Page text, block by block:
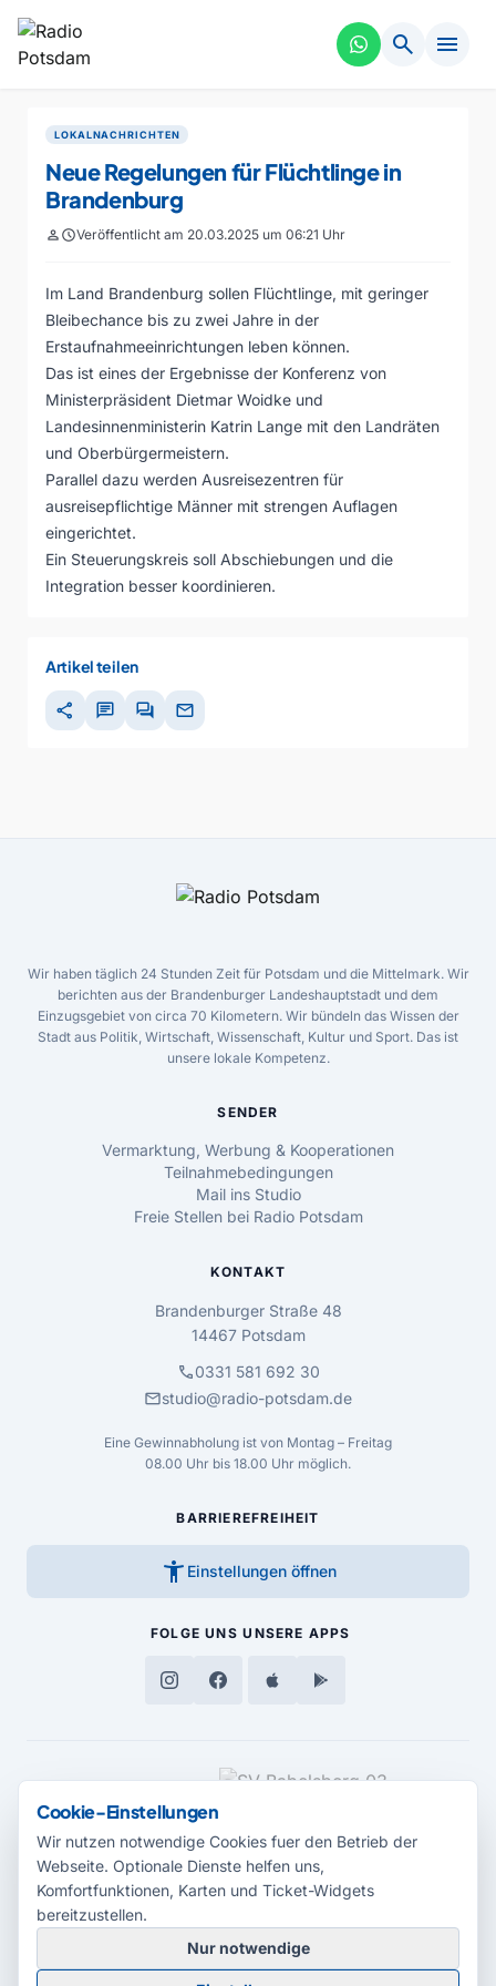
search menu
LOKALNACHRICHTEN
Neue Regelungen für Flüchtlinge in
Brandenburg
personscheduleVeröffentlicht am 20.03.2025 um 06:21 Uhr
Im Land Brandenburg sollen Flüchtlinge, mit geringer
Bleibechance bis zu zwei Jahre in der
Erstaufnahmeeinrichtungen leben können.
Das ist eines der Ergebnisse der Konferenz von
Ministerpräsident Dietmar Woidke und
Landesinnenministerin Katrin Lange mit den Landräten
und Oberbürgermeistern.
Parallel dazu werden Ausreisezentren für
ausreisepflichtige Männer mit strengen Auflagen
eingerichtet.
Ein Steuerungskreis soll Abschiebungen und die
Integration besser koordinieren.
Artikel teilen
share chat forum mail
Wir haben täglich 24 Stunden Zeit für Potsdam und die Mittelmark. Wir
berichten aus der Brandenburger Landeshauptstadt und dem
Einzugsgebiet von circa 70 Kilometern. Wir bündeln das Wissen der
Stadt aus Politik, Wirtschaft, Wissenschaft, Kultur und Sport. Das ist
unsere lokale Kompetenz.
SENDER
Vermarktung, Werbung & Kooperationen
Teilnahmebedingungen
Mail ins Studio
Freie Stellen bei Radio Potsdam
KONTAKT
Brandenburger Straße 48
14467 Potsdam
call0331 581 692 30
mailstudio@radio-potsdam.de
Eine Gewinnabholung ist von Montag – Freitag
08.00 Uhr bis 18.00 Uhr möglich.
BARRIEREFREIHEIT
accessibility_new Einstellungen öffnen
FOLGE UNS UNSERE APPS
MEDIENPARTNER
© 2026 Radio Potsdam. Webseite entwickelt durch dieMedienagentur
Cookie-Einstellungen
Wir nutzen notwendige Cookies fuer den Betrieb der
Webseite. Optionale Dienste helfen uns,
Komfortfunktionen, Karten und Ticket-Widgets
bereitzustellen.
Nur notwendige